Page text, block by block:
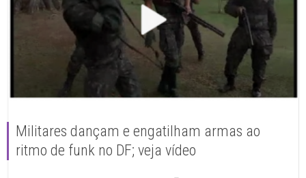
Militares dançam e engatilham armas ao
ritmo de funk no DF; veja vídeo